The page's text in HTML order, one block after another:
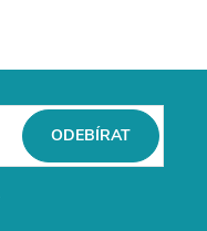
ODEBÍRAT